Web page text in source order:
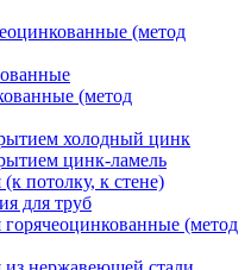
(метод
(метод
холодный цинк
цинк-ламель
потолку, к стене)
для труб
(метод